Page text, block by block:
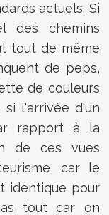
actuels. Si
des chemins
tout de même
de peps,
de couleurs
l'arrivée d'un
rapport à la
de ces vues
car le
identique pour
tout car on